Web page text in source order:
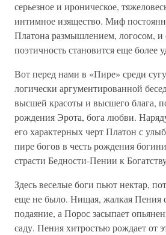
серьезное и ироническое,
интимное изящество. Миф
Платона размышлением, логосом, и
поэтичность становится еще более
Вот перед нами в «Пире» среди
логически аргументированной
высшей красоты и высшего блага,
рождения Эрота, бога любви.
его характерных черт Платон с
пире богов в честь рождения
страсти Бедности-Пении к
Здесь веселые боги пьют нектар,
еще не было. Нищая, жалкая Пения
подаяние, а Порос засыпает
саду. Пения хитростью рождает от